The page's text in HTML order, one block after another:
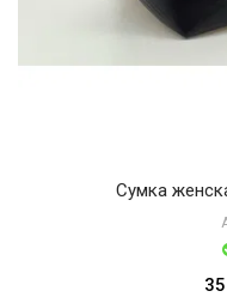
Сумка